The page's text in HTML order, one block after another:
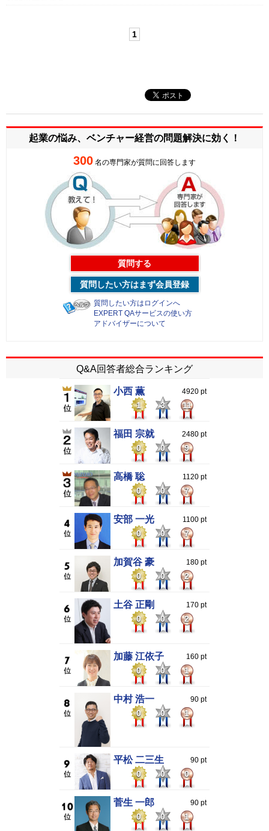
1
起業の悩み、ベンチャー経営の問題解決に効く！
300 名の専門家が質問に回答します
質問する
質問したい方はまず会員登録
質問したい方はログインへ
EXPERT QAサービスの使い方
アドバイザーについて
Q&A回答者総合ランキング
小西 薫 4920 pt
1 3 11
福田 宗就 2480 pt
0 0 9
高橋 聡 1120 pt
0 0 7
安部 一光 1100 pt
0 0 7
加賀谷 豪 180 pt
0 0 2
土谷 正剛 170 pt
0 0 2
加藤 江依子 160 pt
0 0 1
中村 浩一 90 pt
0 0 1
平松 二三生 90 pt
0 0 0
菅生 一郎 90 pt
0 0 1